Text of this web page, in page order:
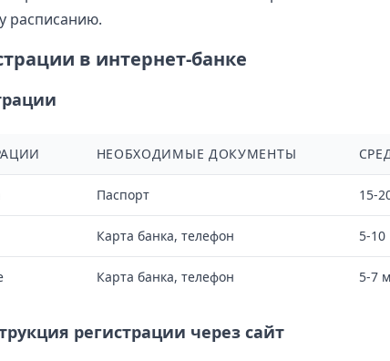
расписанию.
в интернет-банке
НЕОБХОДИМЫЕ ДОКУМЕНТЫ
Паспорт 15-
Карта банка, телефон 5-10
Карта банка, телефон 5-7
регистрации через сайт